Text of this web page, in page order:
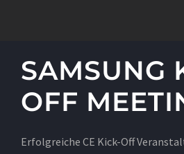
SAMSUNG
OFF
Erfolgreiche CE Kick-Off